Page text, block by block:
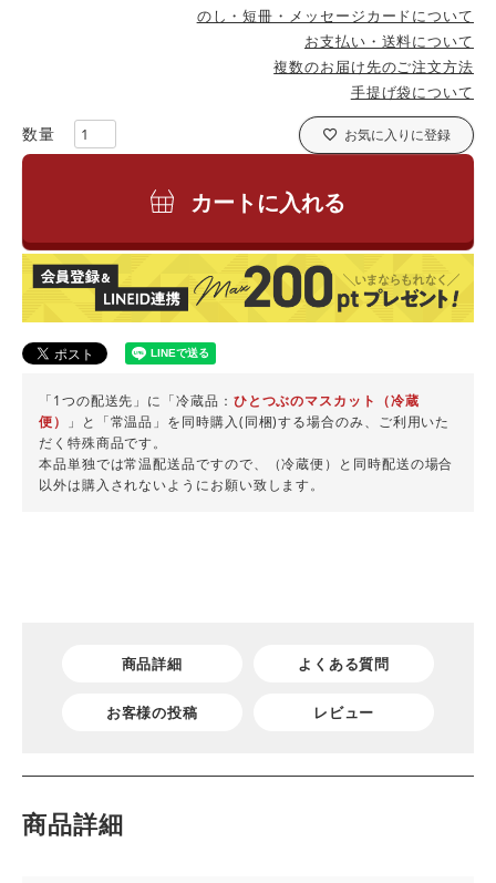
のし・短冊・メッセージカードについて
お支払い・送料について
複数のお届け先のご注文方法
手提げ袋について
お気に入りに登録
カートに入れる
「1つの配送先」に「冷蔵品： ひとつぶのマスカット（冷蔵
便）
」と「常温品」を同時購入(同梱)する場合のみ、ご利用いた
だく特殊商品です。
本品単独では常温配送品ですので、（冷蔵便）と同時配送の場合
以外は購入されないようにお願い致します。
商品詳細 よくある質問
お客様の投稿 レビュー
商品詳細